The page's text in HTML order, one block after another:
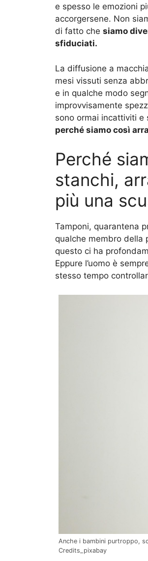
e spesso le emozioni
accorgersene. Non
di fatto che siamo
sfiduciati.
La diffusione a
mesi vissuti senza
e in qualche modo
improvvisamente
sono ormai incattiviti e
perché siamo così
Perché
stanchi,
più una
Tamponi, quarantena
qualche membro della
questo ci ha
Eppure l’uomo è
stesso tempo
Anche i bambini purtroppo,
Credits_pixabay